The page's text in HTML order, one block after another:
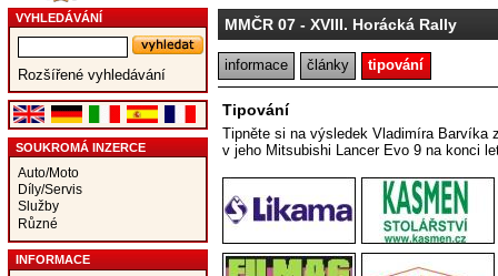
VYHLEDÁVÁNÍ
Rozšířené vyhledávání
SOUKROMÁ INZERCE
Auto/Moto
Díly/Servis
Služby
Různé
INFORMACE
MMČR 07- XVIII. Horácká Rally
informace články tipování
Tipování
Tipněte si na výsledek Vladimíra Barvíka
v jeho Mitsubishi Lancer Evo 9 na konci